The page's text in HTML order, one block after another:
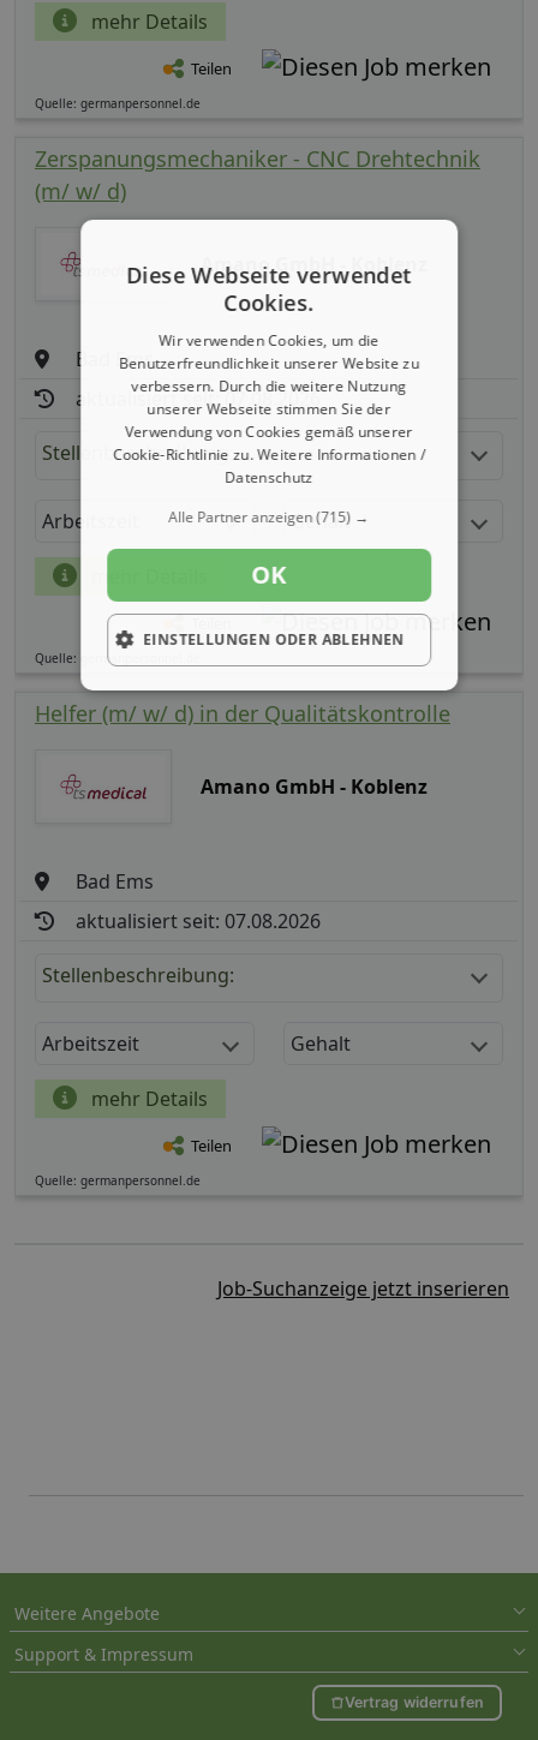
mehr Details
Teilen
Quelle: germanpersonnel.de
Zerspanungsmechaniker - CNC Drehtechnik
(m/ w/ d)
Amano GmbH - Koblenz
Bad Ems
aktualisiert seit: 07.08.2026
Stellenbeschreibung:
Arbeitszeit Gehalt
Quelle: germanpersonnel.de
Helfer (m/ w/ d) in der Qualitätskontrolle
Amano GmbH - Koblenz
Bad Ems
aktualisiert seit: 07.08.2026
Stellenbeschreibung:
Arbeitszeit Gehalt
mehr Details
Teilen
Quelle: germanpersonnel.de
Job-Suchanzeige jetzt inserieren
Weitere Angebote
Support & Impressum
Vertrag widerrufen
Diese Webseite verwendet
Cookies.
Wir verwenden Cookies, um die
Benutzerfreundlichkeit unserer Website zu
verbessern. Durch die weitere Nutzung
unserer Webseite stimmen Sie der
Verwendung von Cookies gemäß unserer
Cookie-Richtlinie zu.Weitere Informationen /
Datenschutz
Alle Partner anzeigen(715) →
OK
EINSTELLUNGEN ODER ABLEHNEN